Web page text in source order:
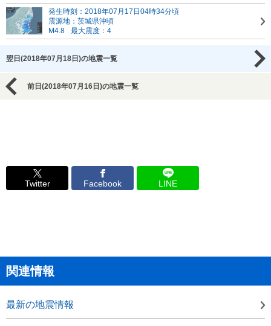
発生時刻：2018年07月17日04時34分頃
震源地：茨城県沖頃
M4.8
最大震度：4
翌日(2018年07月18日)の地震一覧
前日(2018年07月16日)の地震一覧
Twitter Facebook LINE
関連情報
最新の地震情報